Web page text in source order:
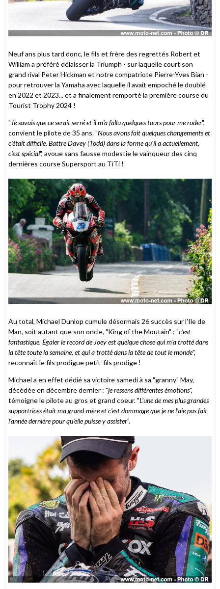
Neuf ans plus tard donc, le fils et frère des regrettés Robert et
William a préféré délaisser la Triumph - sur laquelle court son
grand rival Peter Hickman et notre compatriote Pierre-Yves Bian -
pour retrouver la Yamaha avec laquelle il avait empoché le doublé
en 2022 et 2023... et a finalement remporté la première course du
Tourist Trophy 2024 !
"Je savais que ce serait serré et il m'a fallu quelques tours pour me roder",
convient le pilote de 35 ans. "Nous avons fait quelques changements et
c'était difficile. Battre Davey (Todd) dans la forme qu'il a actuellement,
c'est spécial", avoue sans fausse modestie le vainqueur des cinq
dernières course Supersport au TiTi !
Au total, Michael Dunlop cumule désormais 26 succès sur l'Ile de
Man, soit autant que son oncle, "King of the Moutain" : "c'est
fantastique. Égaler le record de Joey est quelque chose qui m'a trotté dans
la tête toute la semaine, et qui a trotté dans la tête de tout le monde",
reconnaît lefils prodiguepetit-fils prodige !
Michael a en effet dédié sa victoire samedi à sa "granny" May,
décédée en décembre dernier : "je ressens différentes émotions",
témoigne le pilote au gros et grand coeur. "L'une de mes plus grandes
supportrices était ma grand-mère et c'est dommage que je ne l'aie pas fait
l'année dernière pour qu'elle puisse y assister".